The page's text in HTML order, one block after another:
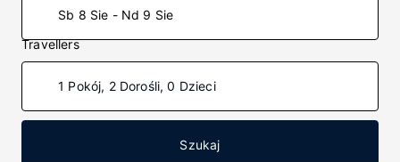
Sb 8 Sie - Nd 9 Sie
Travellers
1 Pokój, 2 Dorośli, 0 Dzieci
Szukaj